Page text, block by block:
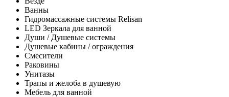
Ванны
Гидромассажные системы Relisan
LED Зеркала для ванной
Души / Душевые системы
Душевые кабины / ограждения
Смесители
Раковины
Унитазы
Трапы и желоба в душевую
Мебель для ванной